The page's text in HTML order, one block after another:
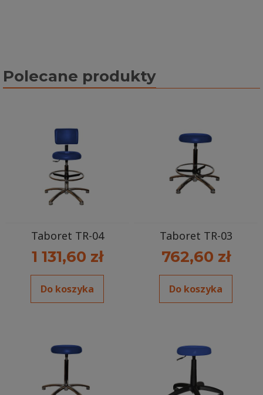
Polecane produkty
Taboret TR-04
1 131,60 zł
Do koszyka
Taboret TR-03
762,60 zł
Do koszyka